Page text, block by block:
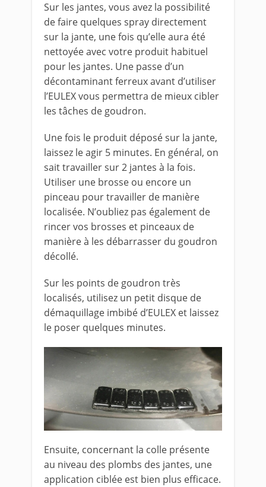
Sur les jantes, vous avez la possibilité
de faire quelques spray directement
sur la jante, une fois qu’elle aura été
nettoyée avec votre produit habituel
pour les jantes. Une passe d’un
décontaminant ferreux avant d’utiliser
l’EULEX vous permettra de mieux cibler
les tâches de goudron.
Une fois le produit déposé sur la jante,
laissez le agir 5 minutes. En général, on
sait travailler sur 2 jantes à la fois.
Utiliser une brosse ou encore un
pinceau pour travailler de manière
localisée. N’oubliez pas également de
rincer vos brosses et pinceaux de
manière à les débarrasser du goudron
décollé.
Sur les points de goudron très
localisés, utilisez un petit disque de
démaquillage imbibé d’EULEX et laissez
le poser quelques minutes.
Ensuite, concernant la colle présente
au niveau des plombs des jantes, une
application ciblée est bien plus efficace.